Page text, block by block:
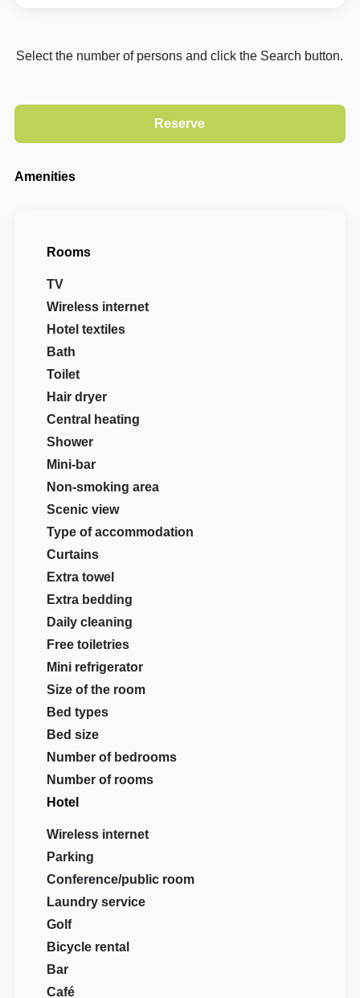
Select the number of persons and click the Search button.
Amenities
Rooms
TV
Wireless internet
Hotel textiles
Bath
Toilet
Hair dryer
Central heating
Shower
Mini-bar
Non-smoking area
Scenic view
Type of accommodation
Curtains
Extra towel
Extra bedding
Daily cleaning
Free toiletries
Mini refrigerator
Size of the room
Bed types
Bed size
Number of bedrooms
Number of rooms
Hotel
Wireless internet
Parking
Conference/public room
Laundry service
Golf
Bicycle rental
Bar
Café